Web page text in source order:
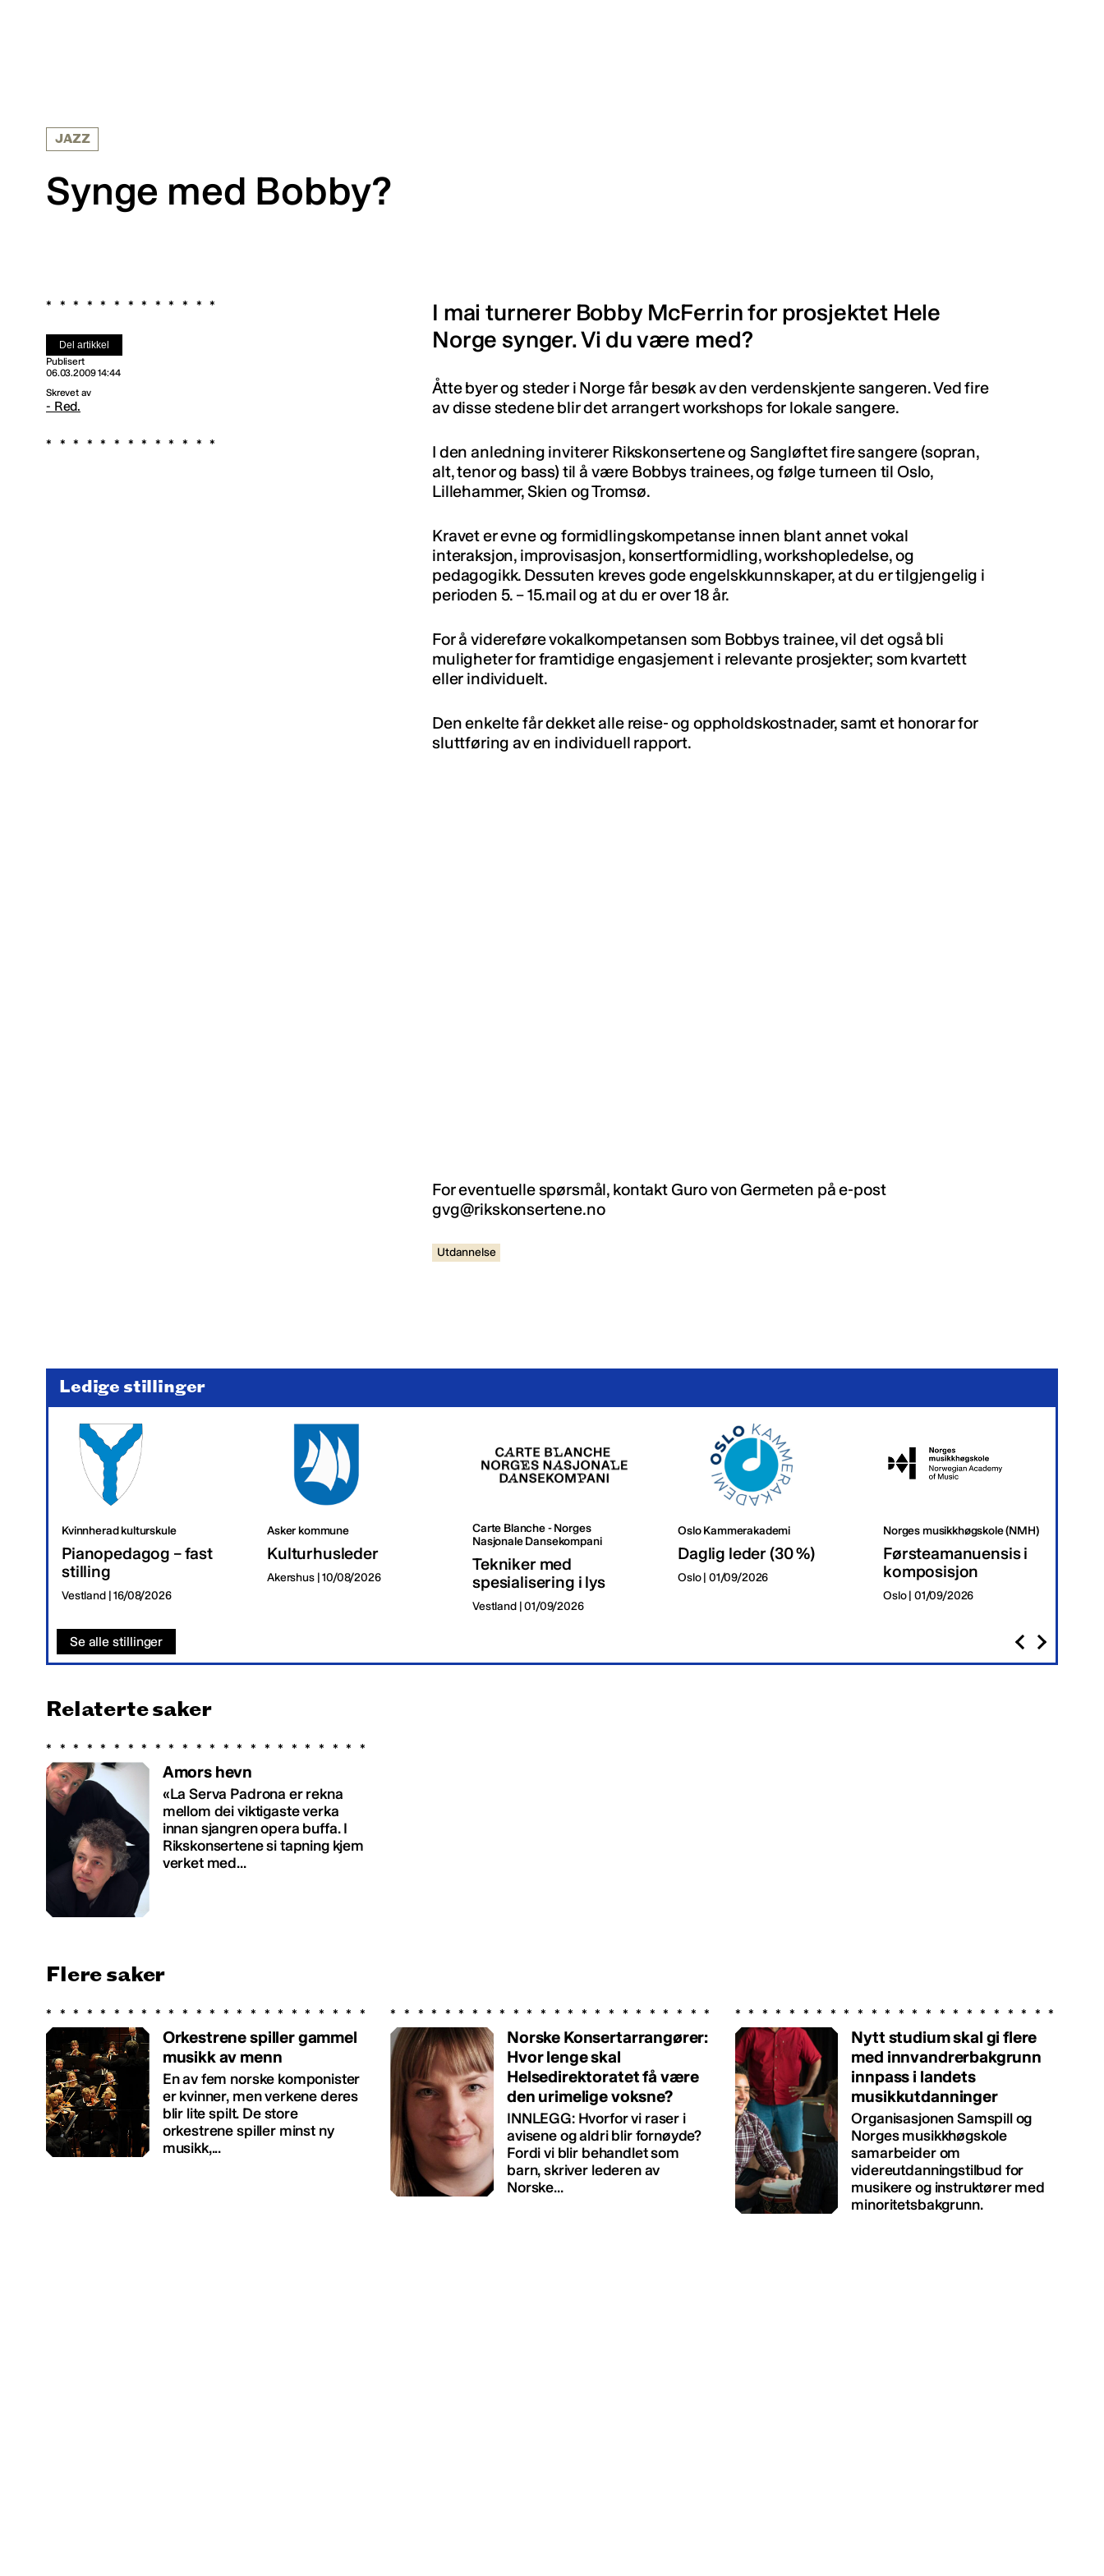
JAZZ
Synge med Bobby?
Del artikkel
Publisert
06.03.2009 14:44
Skrevet av
- Red.
I mai turnerer Bobby McFerrin for prosjektet Hele
Norge synger. Vi du være med?
Åtte byer og steder i Norge får besøk av den verdenskjente sangeren. Ved fire
av disse stedene blir det arrangert workshops for lokale sangere.
I den anledning inviterer Rikskonsertene og Sangløftet fire sangere (sopran,
alt, tenor og bass) til å være Bobbys trainees, og følge turneen til Oslo,
Lillehammer, Skien og Tromsø.
Kravet er evne og formidlingskompetanse innen blant annet vokal
interaksjon, improvisasjon, konsertformidling, workshopledelse, og
pedagogikk. Dessuten kreves gode engelskkunnskaper, at du er tilgjengelig i
perioden 5. – 15.mail og at du er over 18 år.
For å videreføre vokalkompetansen som Bobbys trainee, vil det også bli
muligheter for framtidige engasjement i relevante prosjekter; som kvartett
eller individuelt.
Den enkelte får dekket alle reise- og oppholdskostnader, samt et honorar for
sluttføring av en individuell rapport.
For eventuelle spørsmål, kontakt Guro von Germeten på e-post
gvg@rikskonsertene.no
Utdannelse
Ledige stillinger
Kvinnherad kulturskule
Pianopedagog – fast
stilling
Vestland | 16/08/2026
Asker kommune
Kulturhusleder
Akershus | 10/08/2026
Carte Blanche - Norges
Nasjonale Dansekompani
Tekniker med
spesialisering i lys
Vestland | 01/09/2026
Oslo Kammerakademi
Daglig leder (30 %)
Oslo | 01/09/2026
Norges musikkhøgskole (NMH)
Førsteamanuensis i
komposisjon
Oslo | 01/09/2026
Se alle stillinger
Relaterte saker
Amors hevn
«La Serva Padrona er rekna
mellom dei viktigaste verka
innan sjangren opera buffa. I
Rikskonsertene si tapning kjem
verket med...
Flere saker
Orkestrene spiller gammel
musikk av menn
En av fem norske komponister
er kvinner, men verkene deres
blir lite spilt. De store
orkestrene spiller minst ny
musikk,...
Norske Konsertarrangører:
Hvor lenge skal
Helsedirektoratet få være
den urimelige voksne?
INNLEGG: Hvorfor vi raser i
avisene og aldri blir fornøyde?
Fordi vi blir behandlet som
barn, skriver lederen av
Norske...
Nytt studium skal gi flere
med innvandrerbakgrunn
innpass i landets
musikkutdanninger
Organisasjonen Samspill og
Norges musikkhøgskole
samarbeider om
videreutdanningstilbud for
musikere og instruktører med
minoritetsbakgrunn.